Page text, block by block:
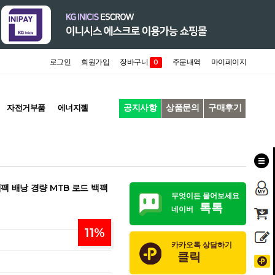
로그인 회원가입 장바구니 0 주문내역 마이페이지
자전거부품 에너지젤 공지사항 상품문의 구매후기
배낭 경량 MTB 로드 백팩
11%
무엇이든 물어보세요
네이버
톡톡
카카오톡 상담하기
클릭